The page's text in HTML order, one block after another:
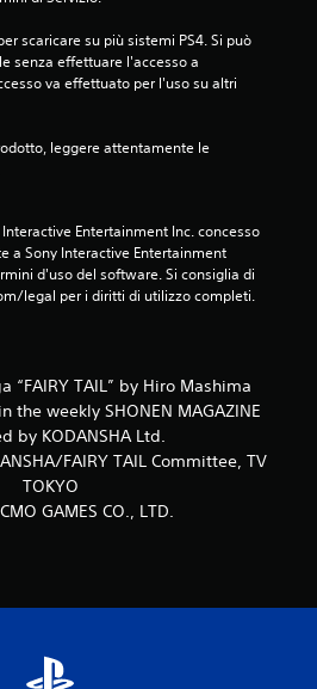
c
i
e
d
5
a
t
scaricare su più sistemi PS4. Si può
senza effettuare l'accesso a
va effettuato per l'uso su altri
leggere attentamente le
Entertainment Inc. concesso
a Sony Interactive Entertainment
d'uso del software. Si consiglia di
legal per i diritti di utilizzo completi.
“FAIRY TAIL” by Hiro Mashima
weekly SHONEN MAGAZINE
by KODANSHA Ltd.
FAIRY TAIL Committee, TV
TOKYO
GAMES CO., LTD.